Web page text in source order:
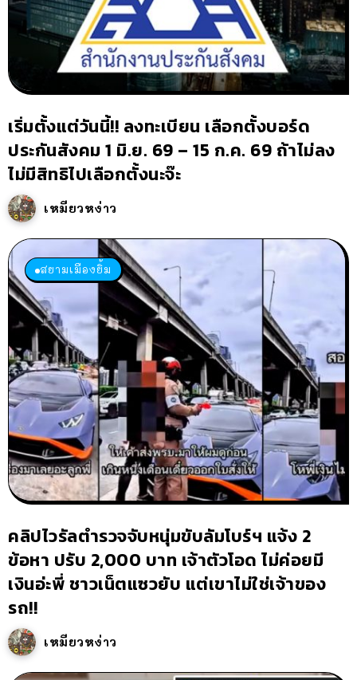
เริ่มตั้งแต่วันนี้!! ลงทะเบียน เลือกตั้งบอร์ด
ประกันสังคม 1 มิ.ย. 69 – 15 ก.ค. 69 ถ้าไม่ลง
ไม่มีสิทธิไปเลือกตั้งนะจ๊ะ
เหมียวหง่าว
สยามเมืองยิ้ม
คลิปไวรัลตำรวจจับหนุ่มขับลัมโบร์ฯ แจ้ง 2
ข้อหา ปรับ 2,000 บาท เจ้าตัวโอด ไม่ค่อยมี
เงินอ่ะพี่ ชาวเน็ตแซวยับ แต่เขาไม่ใช่เจ้าของ
รถ!!
เหมียวหง่าว